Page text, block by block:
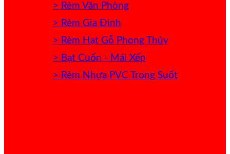
> Rèm Văn Phòng
> Rèm Gia Đình
> Rèm Hạt Gỗ Phong Thủy
> Bạt Cuốn - Mái Xếp
> Rèm Nhựa PVC Trong Suốt